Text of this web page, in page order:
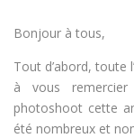
Bonjour à tous,
Tout d’abord, toute
à vous
photoshoot cette
été nombreux et